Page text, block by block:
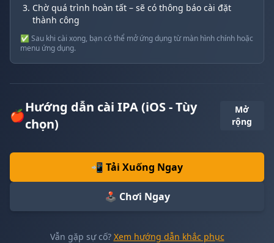
Chờ quá trình hoàn tất – sẽ có thông báo cài đặt
thành công
✅ Sau khi cài xong, bạn có thể mở ứng dụng từ màn hình chính hoặc
menu ứng dụng.
🍎
Hướng dẫn cài IPA (iOS - Tùy
chọn)
Mở
rộng
📲 Tải Xuống Ngay
🕹️ Chơi Ngay
Vẫn gặp sự cố? Xem hướng dẫn khắc phục